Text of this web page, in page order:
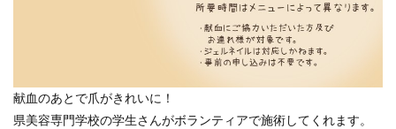
献血のあとで爪がきれいに！
県美容専門学校の学生さんがボランティアで施術してくれます。